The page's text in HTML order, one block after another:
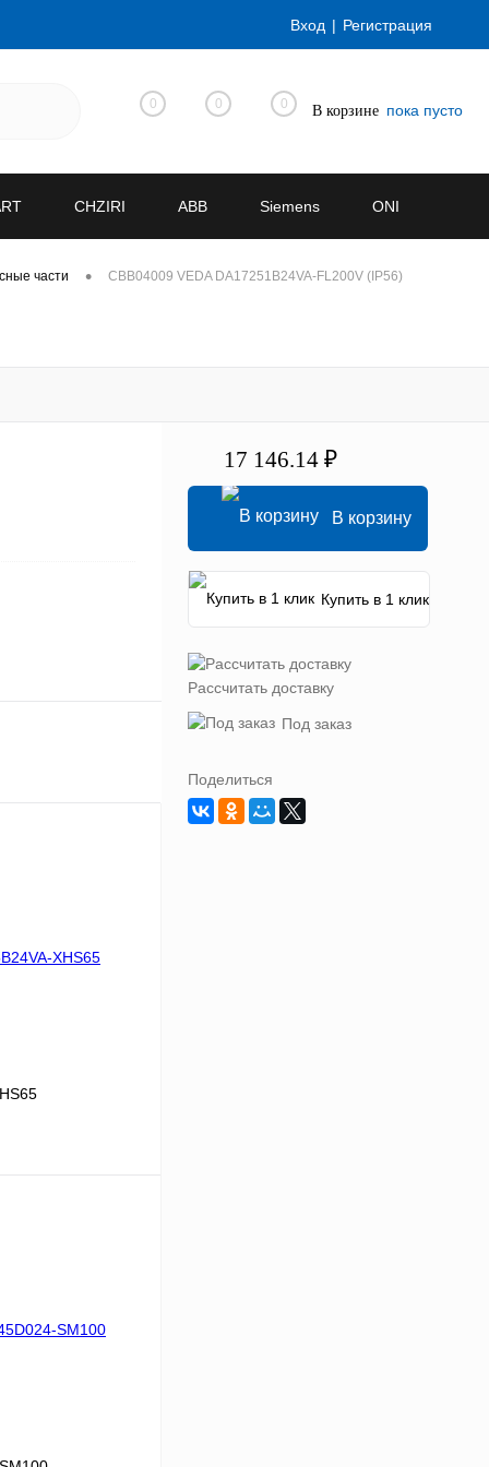
Вход Регистрация
0 0 0 В корзине пока пусто
CHZIRI ABB Siemens ONI
части • CBB04009 VEDA DA17251B24VA-FL200V (IP56)
17 146.14 ₽
В корзину
Купить в 1 клик
Рассчитать доставку
Под заказ
Поделиться